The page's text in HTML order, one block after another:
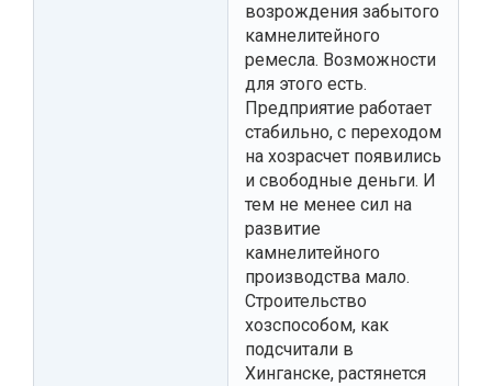
возрождения забытого
камнелитейного
ремесла. Возможности
для этого есть.
Предприятие работает
стабильно, с переходом
на хозрасчет появились
и свободные деньги. И
тем не менее сил на
развитие
камнелитейного
производства мало.
Строительство
хозспособом, как
подсчитали в
Хинганске, растянется